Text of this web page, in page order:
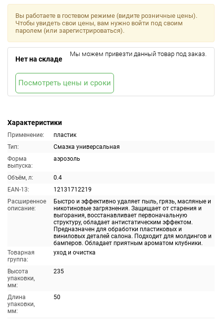
Характеристики
Применение:
пластик
Тип:
Смазка универсальная
Форма
выпуска:
аэрозоль
Объём, л:
0.4
EAN-13:
12131712219
Расширенное
описание:
Быстро и эффективно удаляет пыль, грязь, масляные и
никотиновые загрязнения. Защищает от старения и
выгорания, восстанавливает первоначальную
структуру, обладает антистатическим эффектом.
Предназначен для обработки пластиковых и
виниловых деталей салона. Подходит для молдингов и
бамперов. Обладает приятным ароматом клубники.
Товарная
группа:
уход и очистка
Высота
упаковки,
мм:
235
Длина
упаковки,
мм:
50
Вы работаете в гостевом режиме (видите розничные цены).
Чтобы увидеть свои цены, вам нужно войти под своим
паролем (или зарегистрироваться).
Нет на складе
Мы можем привезти данный товар под заказ.
Посмотреть цены и сроки